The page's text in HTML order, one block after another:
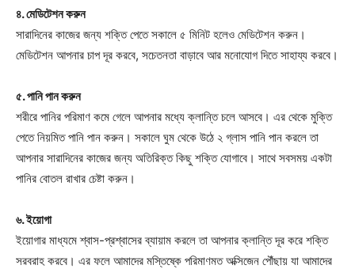
৪. মেডিটেশন করুন
সারাদিনের কাজের জন্য শক্তি পেতে সকালে ৫ মিনিট হলেও মেডিটেশন করুন।
মেডিটেশন আপনার চাপ দূর করবে, সচেতনতা বাড়াবে আর মনোযোগ দিতে সাহায্য করবে।
৫. পানি পান করুন
শরীরে পানির পরিমাণ কমে গেলে আপনার মধ্যে ক্লান্তি চলে আসবে। এর থেকে মুক্তি
পেতে নিয়মিত পানি পান করুন। সকালে ঘুম থেকে উঠে ২ গ্লাস পানি পান করলে তা
আপনার সারাদিনের কাজের জন্য অতিরিক্ত কিছু শক্তি যোগাবে। সাথে সবসময় একটা
পানির বোতল রাখার চেষ্টা করুন।
৬. ইয়োগা
ইয়োগার মাধ্যমে শ্বাস-প্রশ্বাসের ব্যায়াম করলে তা আপনার ক্লান্তি দূর করে শক্তি
সরবরাহ করবে। এর ফলে আমাদের মস্তিষ্কে পরিমাণমত অক্সিজেন পৌঁছায় যা আমাদের